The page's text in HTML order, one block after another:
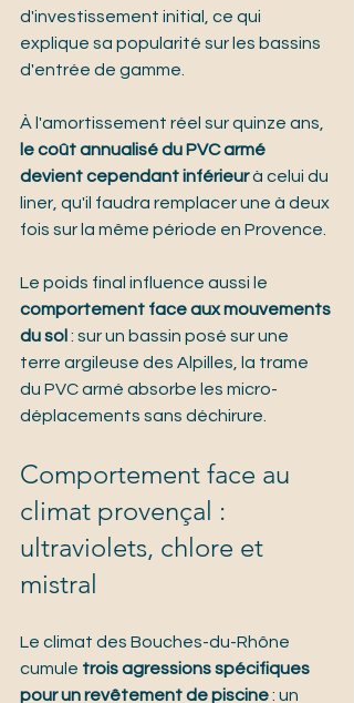
d'investissement initial, ce qui
explique sa popularité sur les bassins
d'entrée de gamme.
À l'amortissement réel sur quinze ans,
le coût annualisé du PVC armé
devient cependant inférieur à celui du
liner, qu'il faudra remplacer une à deux
fois sur la même période en Provence.
Le poids final influence aussi le
comportement face aux mouvements
du sol : sur un bassin posé sur une
terre argileuse des Alpilles, la trame
du PVC armé absorbe les micro-
déplacements sans déchirure.
Comportement face au
climat provençal :
ultraviolets, chlore et
mistral
Le climat des Bouches-du-Rhône
cumule trois agressions spécifiques
pour un revêtement de piscine : un